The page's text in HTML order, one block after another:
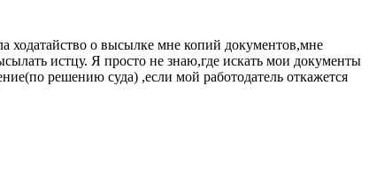
ходатайство о высылке мне копий документов,мне
истцу. Я просто не знаю,где искать мои документы
решению суда) ,если мой работодатель откажется